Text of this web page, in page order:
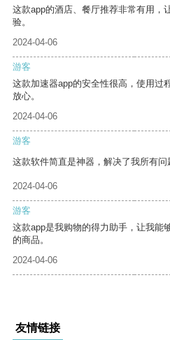
这款app的酒店、餐厅推荐非常有用，
验。
2024-04-06
游客
这款加速器app的安全性很高，使用过
放心。
2024-04-06
游客
这款软件简直是神器，解决了我所有问
2024-04-06
游客
这款app是我购物的得力助手，让我能
的商品。
2024-04-06
友情链接